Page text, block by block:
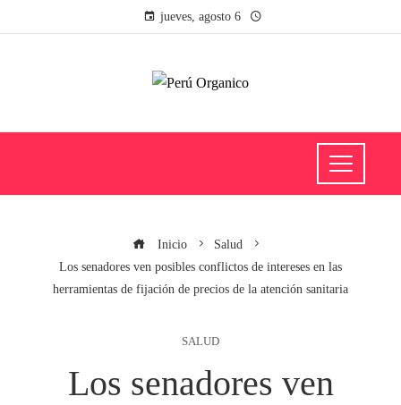
jueves, agosto 6
Inicio
Salud
Los senadores ven posibles conflictos de intereses en las
herramientas de fijación de precios de la atención sanitaria
SALUD
Los senadores ven